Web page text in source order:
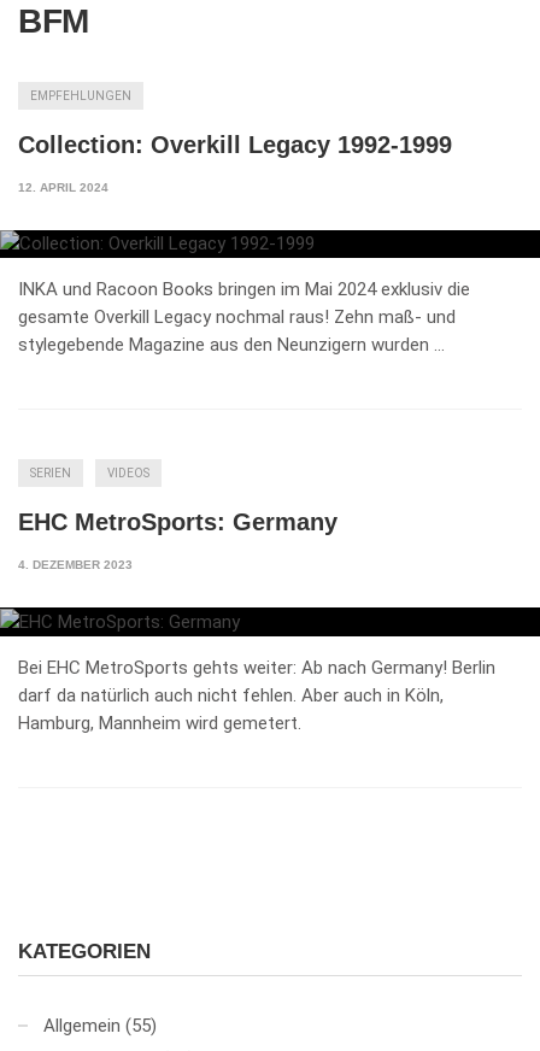
BFM
EMPFEHLUNGEN
Collection: Overkill Legacy 1992-1999
12. APRIL 2024
INKA und Racoon Books bringen im Mai 2024 exklusiv die
gesamte Overkill Legacy nochmal raus! Zehn maß- und
stylegebende Magazine aus den Neunzigern wurden …
SERIEN VIDEOS
EHC MetroSports: Germany
4. DEZEMBER 2023
Bei EHC MetroSports gehts weiter: Ab nach Germany! Berlin
darf da natürlich auch nicht fehlen. Aber auch in Köln,
Hamburg, Mannheim wird gemetert.
KATEGORIEN
Allgemein (55)